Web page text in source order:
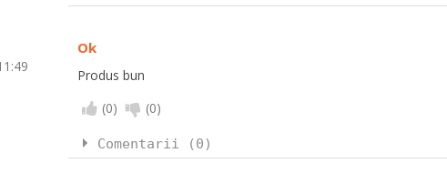
Ok
Produs bun
(0) (0)
Comentarii (0)